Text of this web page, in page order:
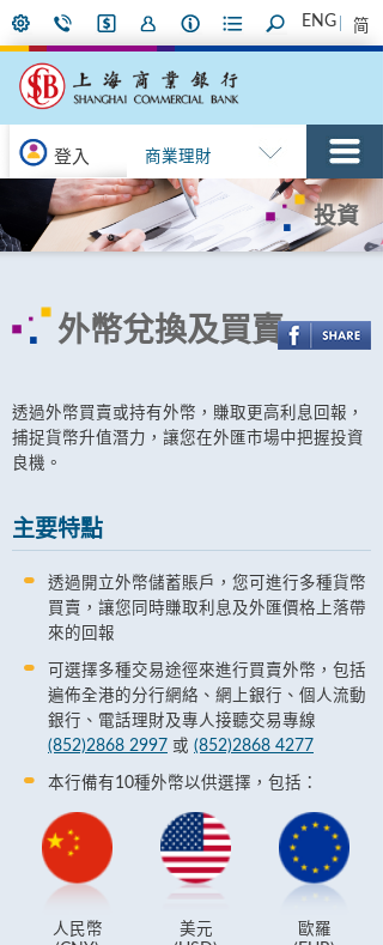
ENG 简
登入 商業理財
投資
外幣兌換及買賣
透過外幣買賣或持有外幣，賺取更高利息回報，
捕捉貨幣升值潛力，讓您在外匯市場中把握投資
良機。
主要特點
透過開立外幣儲蓄賬戶，您可進行多種貨幣
買賣，讓您同時賺取利息及外匯價格上落帶
來的回報
可選擇多種交易途徑來進行買賣外幣，包括
遍佈全港的分行網絡、網上銀行、個人流動
銀行、電話理財及專人接聽交易專線
(852)2868 2997 或 (852)2868 4277
本行備有10種外幣以供選擇，包括：
人民幣
美元
歐羅